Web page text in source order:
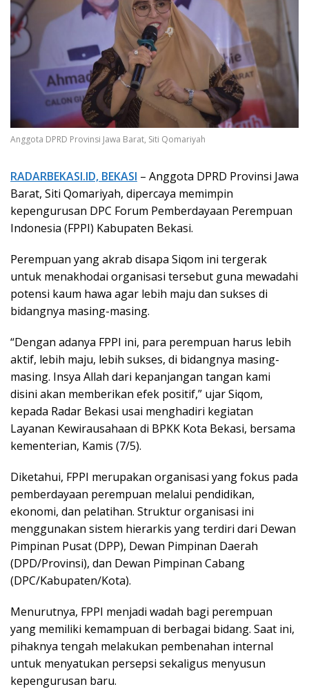
Anggota DPRD Provinsi Jawa Barat, Siti Qomariyah
RADARBEKASI.ID, BEKASI – Anggota DPRD Provinsi Jawa
Barat, Siti Qomariyah, dipercaya memimpin
kepengurusan DPC Forum Pemberdayaan Perempuan
Indonesia (FPPI) Kabupaten Bekasi.
Perempuan yang akrab disapa Siqom ini tergerak
untuk menakhodai organisasi tersebut guna mewadahi
potensi kaum hawa agar lebih maju dan sukses di
bidangnya masing-masing.
“Dengan adanya FPPI ini, para perempuan harus lebih
aktif, lebih maju, lebih sukses, di bidangnya masing-
masing. Insya Allah dari kepanjangan tangan kami
disini akan memberikan efek positif,” ujar Siqom,
kepada Radar Bekasi usai menghadiri kegiatan
Layanan Kewirausahaan di BPKK Kota Bekasi, bersama
kementerian, Kamis (7/5).
Diketahui, FPPI merupakan organisasi yang fokus pada
pemberdayaan perempuan melalui pendidikan,
ekonomi, dan pelatihan. Struktur organisasi ini
menggunakan sistem hierarkis yang terdiri dari Dewan
Pimpinan Pusat (DPP), Dewan Pimpinan Daerah
(DPD/Provinsi), dan Dewan Pimpinan Cabang
(DPC/Kabupaten/Kota).
Menurutnya, FPPI menjadi wadah bagi perempuan
yang memiliki kemampuan di berbagai bidang. Saat ini,
pihaknya tengah melakukan pembenahan internal
untuk menyatukan persepsi sekaligus menyusun
kepengurusan baru.